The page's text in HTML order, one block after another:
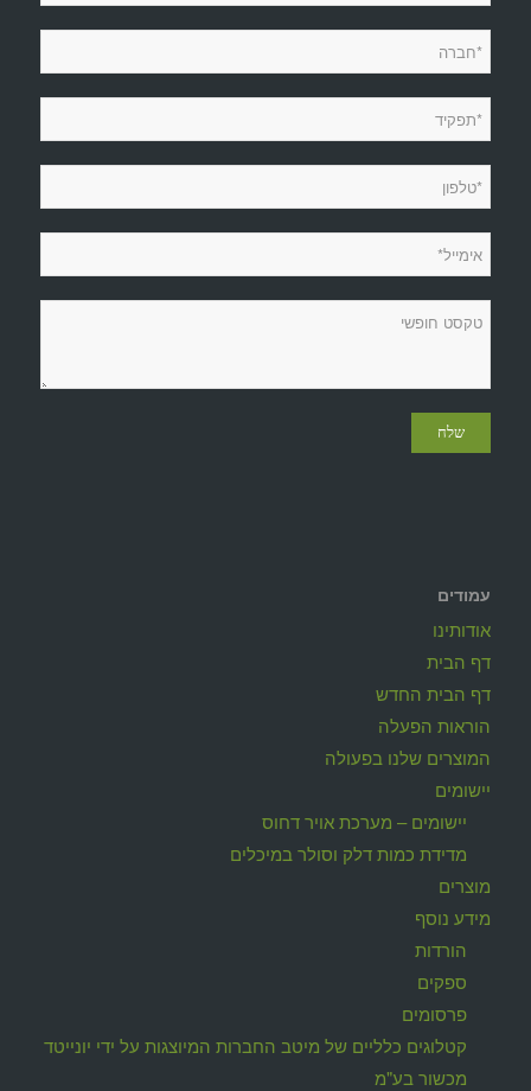
עמודים
אודותינו
דף הבית
דף הבית החדש
הוראות הפעלה
המוצרים שלנו בפעולה
יישומים
יישומים – מערכת אויר דחוס
מדידת כמות דלק וסולר במיכלים
מוצרים
מידע נוסף
הורדות
ספקים
פרסומים
קטלוגים כלליים של מיטב החברות המיוצגות על ידי יונייטד
מכשור בע"מ